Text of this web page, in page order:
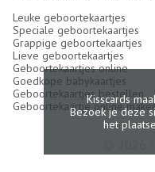
Leuke geboortekaartjes
Speciale geboortekaartjes
Grappige geboortekaartjes
Lieve geboortekaartjes
Geboortekaartjes online
Goedkope babykaartjes
Geboortekaartjes bestellen
Geboortekaartje online
Kisscards
Bezoek je deze
het